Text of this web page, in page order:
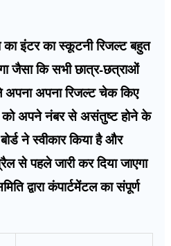
का इंटर का स्कूटनी रिजल्ट बहुत
जैसा कि सभी छात्र-छत्राओं
अपना अपना रिजल्ट चेक किए
को अपने नंबर से असंतुष्ट होने के
ने स्वीकार किया है और
से पहले जारी कर दिया जाएगा
द्वारा कंपार्टमेंटल का संपूर्ण